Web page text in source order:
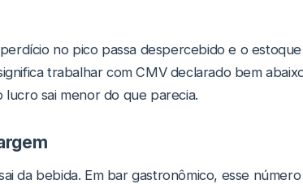
no pico passa despercebido e o
trabalhar com CMV declarado bem
sai menor do que parecia.
da bebida. Em bar gastronômico, esse